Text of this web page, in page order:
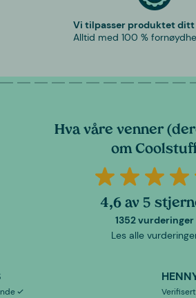
Vi tilpasser produktet ditt
Alltid med 100 %
Hva våre venner
om
4,6 av 5
1352 vurderinger
Les alle